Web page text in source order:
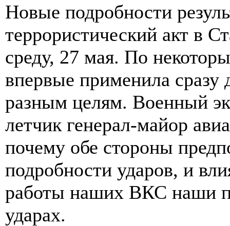
Новые подробности
террористический акт в
среду, 27 мая. По
впервые применила
разным целям. Военный
летчик генерал-майор
почему обе стороны
подробности ударов, и
работы наших ВКС наши
ударах.